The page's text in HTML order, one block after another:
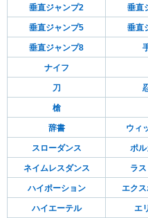
垂直ジャンプ2 垂直
垂直ジャンプ5 垂直
垂直ジャンプ8
ナイフ
刀
槍
辞書 ウィ
スローダンス ポ
ネイムレスダンス ラ
ハイポーション エク
ハイエーテル エ